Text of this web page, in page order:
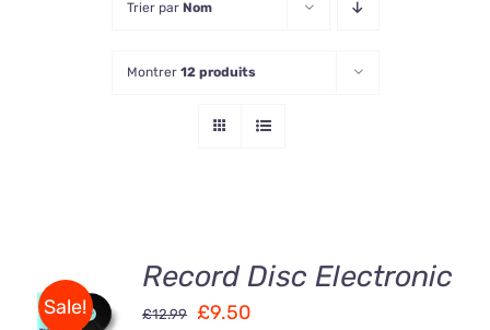
Trier par Nom
Montrer 12 produits
Sale!
AU
PANIER
Record Disc Electronic
£12.99 £9.50